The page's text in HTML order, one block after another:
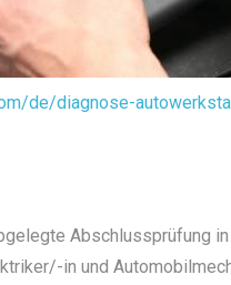
de/diagnose-
Abschlussprüfung
in und